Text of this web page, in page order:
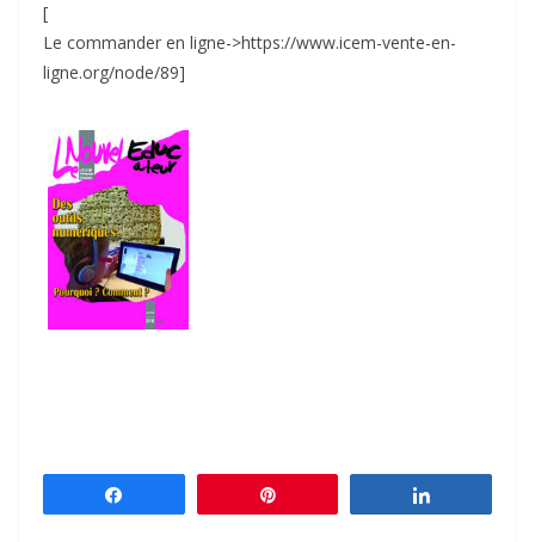
[
Le commander en ligne->https://www.icem-vente-en-
ligne.org/node/89]